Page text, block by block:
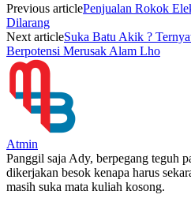
Previous articlePenjualan Rokok
Dilarang
Next articleSuka Batu Akik ?
Berpotensi Merusak Alam Lho
Atmin
Panggil saja Ady, berpegang teguh
dikerjakan besok kenapa harus
masih suka mata kuliah kosong.